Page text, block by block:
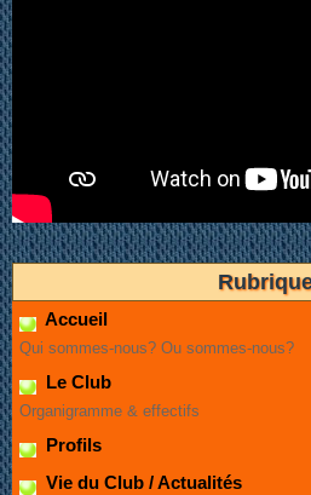
Accueil
Qui sommes-nous? Ou sommes-nous?
Le Club
Organigramme & effectifs
Profils
Vie du Club / Actualités